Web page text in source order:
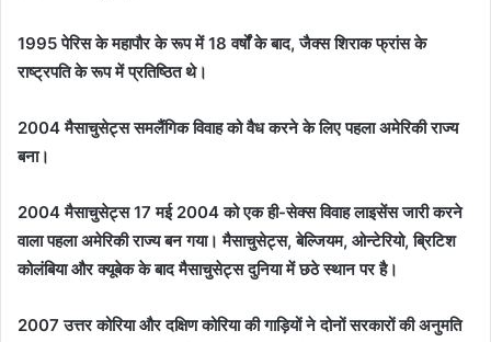
1995 पेरिस के महापौर के रूप में 18 वर्षों के बाद, जैक्स शिराक फ्रांस के
राष्ट्रपति के रूप में प्रतिष्ठित थे।
2004 मैसाचुसेट्स समलैंगिक विवाह को वैध करने के लिए पहला अमेरिकी राज्य
बना।
2004 मैसाचुसेट्स 17 मई 2004 को एक ही-सेक्स विवाह लाइसेंस जारी करने
वाला पहला अमेरिकी राज्य बन गया। मैसाचुसेट्स, बेल्जियम, ओन्टेरियो, ब्रिटिश
कोलंबिया और क्यूबेक के बाद मैसाचुसेट्स दुनिया में छठे स्थान पर है।
2007 उत्तर कोरिया और दक्षिण कोरिया की गाड़ियों ने दोनों सरकारों की अनुमति